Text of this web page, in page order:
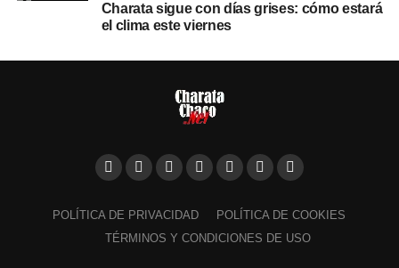
Charata sigue con días grises: cómo estará
el clima este viernes
POLÍTICA DE PRIVACIDAD
POLÍTICA DE COOKIES
TÉRMINOS Y CONDICIONES DE USO